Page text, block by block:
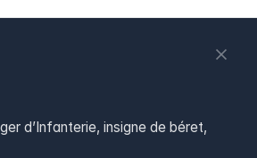
d’Infanterie, insigne de béret,